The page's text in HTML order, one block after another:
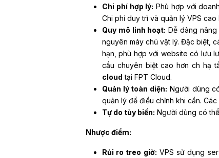
Chi phí hợp lý: Phù hợp với
Chi phí duy trì và quản lý VPS
Quy mô linh hoạt: Dễ dàng
nguyên máy chủ vật lý.Đặc biệt,
hạn, phù hợp với website có lưu
cầu chuyên biệt cao hơn ch hạ
cloud tại FPT Cloud.
Quản lý toàn diện: Người dùng
quản lý để điều chỉnh khi cần.
Tự do tùy biến: Người dùng có
Nhược điểm:
Rủi ro treo giờ: VPS sử dụng